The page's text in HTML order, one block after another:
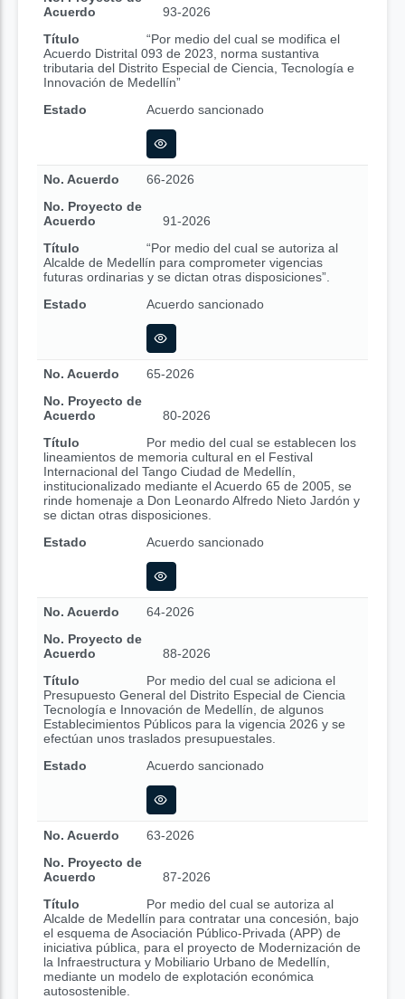
Acuerdo
93-2026
Título
“Por medio del cual se modifica el
Acuerdo Distrital 093 de 2023, norma sustantiva
tributaria del Distrito Especial de Ciencia, Tecnología e
Innovación de Medellín”
Estado
Acuerdo sancionado
No. Acuerdo
66-2026
No. Proyecto de
Acuerdo
91-2026
Título
“Por medio del cual se autoriza al
Alcalde de Medellín para comprometer vigencias
futuras ordinarias y se dictan otras disposiciones”.
Estado
Acuerdo sancionado
No. Acuerdo
65-2026
No. Proyecto de
Acuerdo
80-2026
Título
Por medio del cual se establecen los
lineamientos de memoria cultural en el Festival
Internacional del Tango Ciudad de Medellín,
institucionalizado mediante el Acuerdo 65 de 2005, se
rinde homenaje a Don Leonardo Alfredo Nieto Jardón y
se dictan otras disposiciones.
Estado
Acuerdo sancionado
No. Acuerdo
64-2026
No. Proyecto de
Acuerdo
88-2026
Título
Por medio del cual se adiciona el
Presupuesto General del Distrito Especial de Ciencia
Tecnología e Innovación de Medellín, de algunos
Establecimientos Públicos para la vigencia 2026 y se
efectúan unos traslados presupuestales.
Estado
Acuerdo sancionado
No. Acuerdo
63-2026
No. Proyecto de
Acuerdo
87-2026
Título
Por medio del cual se autoriza al
Alcalde de Medellín para contratar una concesión, bajo
el esquema de Asociación Público-Privada (APP) de
iniciativa pública, para el proyecto de Modernización de
la Infraestructura y Mobiliario Urbano de Medellín,
mediante un modelo de explotación económica
autosostenible.